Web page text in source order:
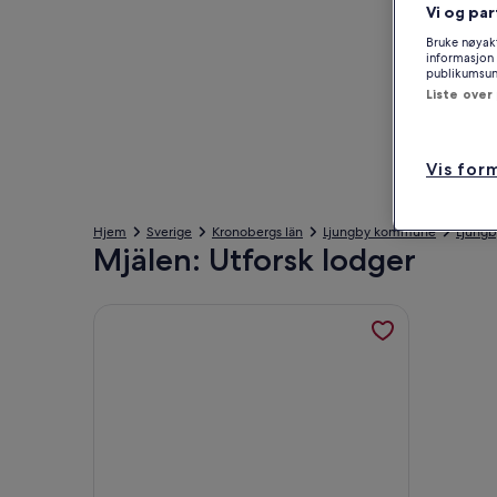
Hjem Sverige Kronobergs län Ljungby kommune
Mjälen: Utforsk lodger
Mer informasjon om Cozy, renovated barn near
Vi og
Bruke
informasjon
Liste
Vis